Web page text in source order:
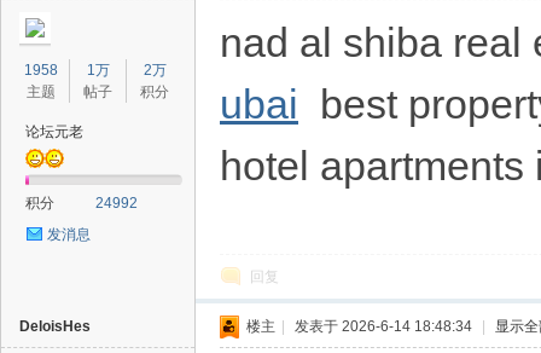
1958
主题
1万
帖子
2万
积分
论坛元老
积分
24992
发消息
nad al shiba
ubai best
hotel
回复
DeloisHes 楼主 发表于 2026-6-14 18:48:34 显示